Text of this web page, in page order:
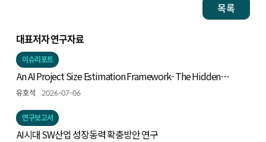
목록
대표저자 연구자료
이슈리포트
An AI Project Size Estimation Framework- The Hidden
Iceberg: Measuring Technical Scope -
유호석 2026-07-06
연구보고서
AI시대 SW산업 성장동력 확충방안 연구